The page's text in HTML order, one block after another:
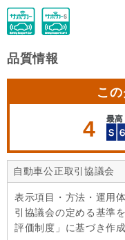
品質情報
こ
4
自動車公正取引協議会
表示項目・方法・運用
引協議会の定める基準
評価制度」に基づき作